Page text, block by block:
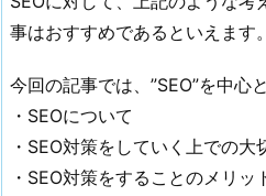
事はおすすめであるといえます。
今回の記事では、”SEO”を中心
・SEOについて
・SEO対策をしていく上での大
・SEO対策をすることのメリッ